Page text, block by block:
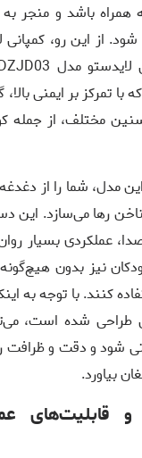
همراه باشد و منجر
از این رو، کمپانی
با تمرکز بر ایمنی
مختلف، از جمله
مدل، شما را از
رها می‌سازد. این
عملکردی بسیار
نیز بدون
کنند. با توجه به
طراحی شده است،
شود و دقت و ظرافت
بیاورد.